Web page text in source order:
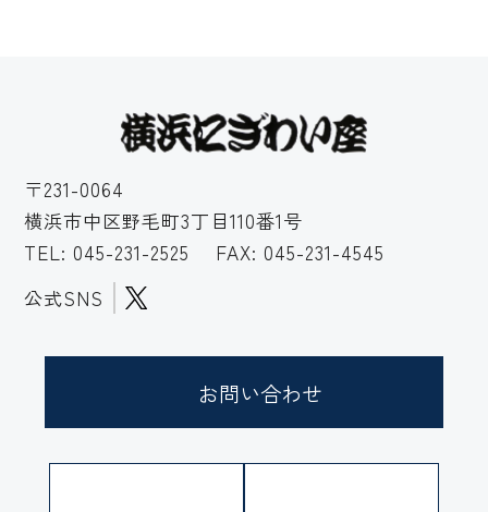
〒231-0064
横浜市中区野毛町3丁目110番1号
TEL: 045-231-2525
FAX: 045-231-4545
公式SNS
お問い合わせ